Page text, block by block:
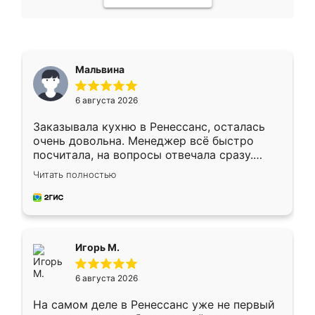
Мальвина
6 августа 2026
Заказывала кухню в Ренессанс, осталась
очень довольна. Менеджер всё быстро
посчитала, на вопросы отвечала сразу.
Замерщик приехал в субботу, подошёл к
делу со всей ответственностью. Собрали
за день, ребята работали аккуратно, даже
Читать полностью
Игорь М.
6 августа 2026
На самом деле в Ренессанс уже не первый